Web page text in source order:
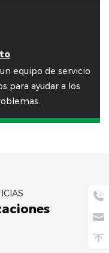
equipo de servicio
para ayudar a los